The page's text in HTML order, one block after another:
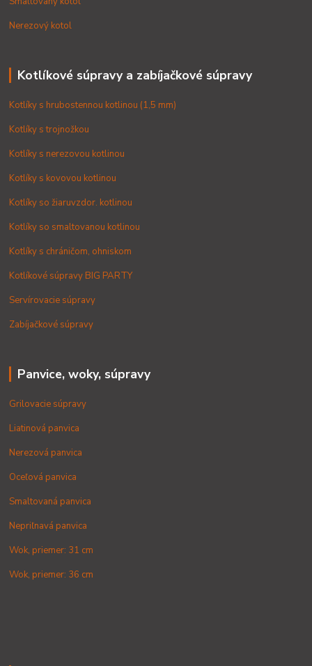
Nerezový kotol
Kotlíkové súpravy a zabíjačkové súpravy
Kotlíky s hrubostennou kotlinou (1,5 mm)
Kotlíky s trojnožkou
Kotlíky s nerezovou kotlinou
Kotlíky s kovovou kotlinou
Kotlíky so žiaruvzdor. kotlinou
Kotlíky so smaltovanou kotlinou
Kotlíky s chráničom, ohniskom
Kotlíkové súpravy BIG PARTY
Servírovacie súpravy
Zabíjačkové súpravy
Panvice, woky, súpravy
Grilovacie súpravy
Liatinová panvica
Nerezová panvica
Oceľová panvica
Smaltovaná panvica
Nepriľnavá panvica
Wok, priemer: 31 cm
Wok, priemer: 36 cm